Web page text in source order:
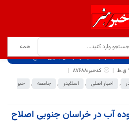
انشعاب فرسوده آب در خراسان جنوبی اصلاح شد
کدخبر:87688
, اخبار اصلی , اسلایدر , جامعه ,
خبر
آب در خراسان جنوبی اصلاح